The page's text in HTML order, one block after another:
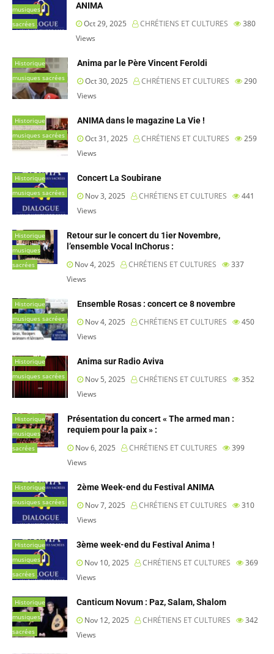
musiques
sacrées
ANIMA
Oct 29, 2025 CHRÉTIENS ET CULTURES
380
Views
Historique
musiques sacrées
Anima par le Père Vincent Feroldi
Oct 30, 2025 CHRÉTIENS ET CULTURES
290
Views
Historique
musiques sacrées
ANIMA dans le magazine La Vie !
Oct 31, 2025 CHRÉTIENS ET CULTURES
259
Views
Historique
musiques sacrées
Concert La Soubirane
Nov 3, 2025 CHRÉTIENS ET CULTURES
441
Views
Historique
musiques
sacrées
Retour sur le concert du 1ier Novembre,
l’ensemble Vocal InChorus :
Nov 4, 2025 CHRÉTIENS ET CULTURES
337
Views
Historique
musiques sacrées
Ensemble Rosas : concert ce 8 novembre
Nov 4, 2025 CHRÉTIENS ET CULTURES
450
Views
Historique
musiques sacrées
Anima sur Radio Aviva
Nov 5, 2025 CHRÉTIENS ET CULTURES
352
Views
Historique
musiques
sacrées
Présentation du concert « The armed man :
requiem pour la paix » :
Nov 6, 2025 CHRÉTIENS ET CULTURES
399
Views
Historique
musiques sacrées
2ème Week-end du Festival ANIMA
Nov 7, 2025 CHRÉTIENS ET CULTURES
310
Views
Historique
musiques
sacrées
3ème week-end du Festival Anima !
Nov 10, 2025 CHRÉTIENS ET CULTURES
369
Views
Historique
musiques
sacrées
Canticum Novum : Paz, Salam, Shalom
Nov 12, 2025 CHRÉTIENS ET CULTURES
342
Views